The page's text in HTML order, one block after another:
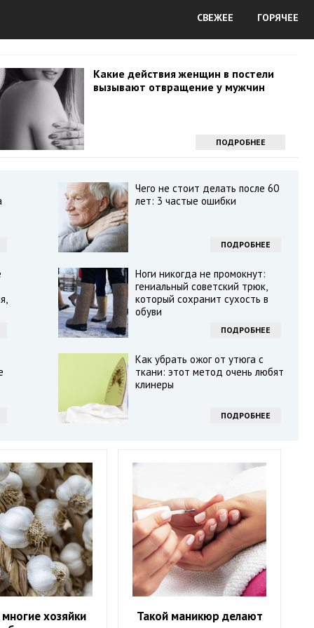
СВЕЖЕЕ ГОРЯЧЕЕ
Какие действия женщин в постели
вызывают отвращение у мужчин
ПОДРОБНЕЕ
Чего не стоит делать после 60
лет: 3 частые ошибки
ПОДРОБНЕЕ
Ноги никогда не промокнут:
гениальный советский трюк,
который сохранит сухость в
обуви
ПОДРОБНЕЕ
Как убрать ожог от утюга с
ткани: этот метод очень любят
клинеры
ПОДРОБНЕЕ
хозяйки
Такой маникюр делают